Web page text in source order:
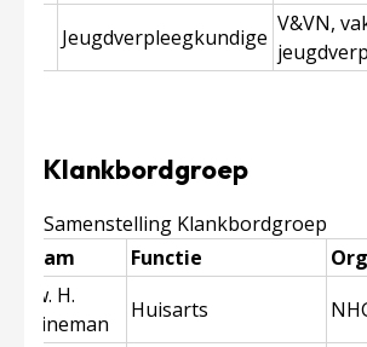
Jeugdverpleegkundige
V&VN,
Klankbordgroep
Naam Functie
Mw. H.
Heineman
Huisarts
Samenstelling Klankbordgroep